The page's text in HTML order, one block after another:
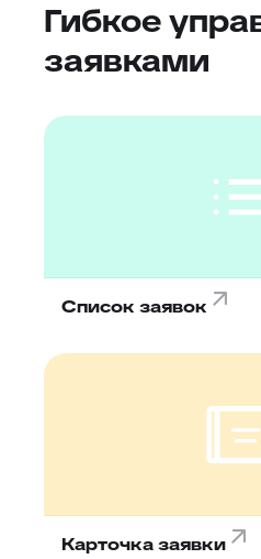
Гибкое
заявками
Список заявок
Карточка заявки